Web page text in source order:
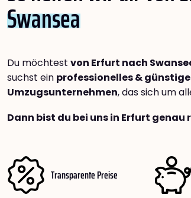
Swansea
Du möchtest von Erfurt nach
suchst ein professionelles &
Umzugsunternehmen, das sich um
Dann bist du bei uns in Erfurt
Transparente Preise